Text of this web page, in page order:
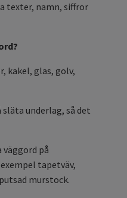
texter, namn, siffror
kakel, glas, golv,
underlag, så det
på
tapetväv,
murstock.